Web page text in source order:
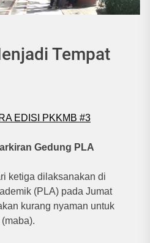
Tempat
EDISI PKKMB #3
Gedung PLA
ketiga dilaksanakan di
(PLA) pada Jumat
kurang nyaman untuk